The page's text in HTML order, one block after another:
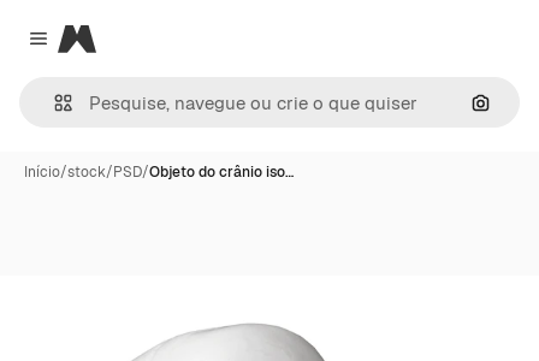
Close menu
Magnific
Início/stock/PSD/Objeto do crânio iso…